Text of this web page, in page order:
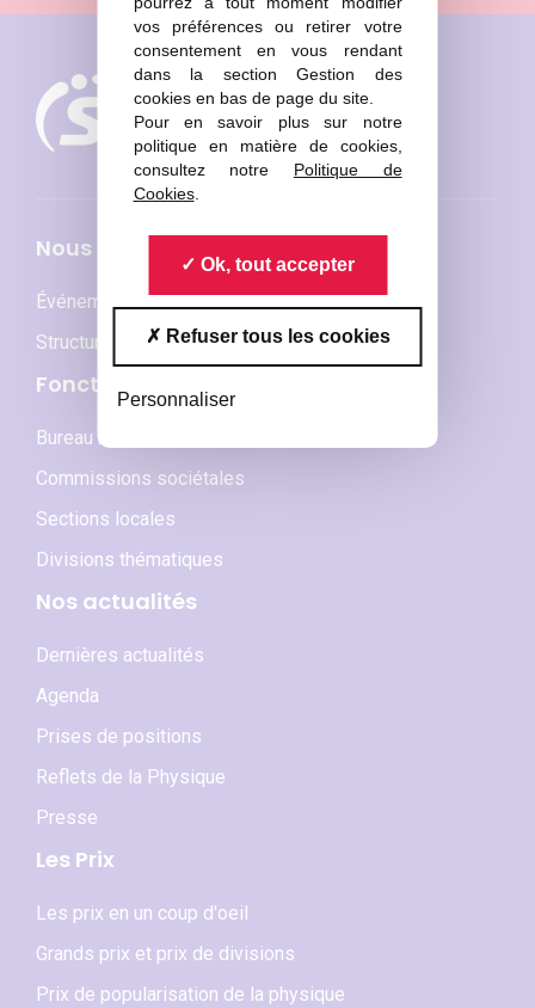
vos préférences ou retirer votre
consentement en vous rendant
dans la section Gestion des
cookies en bas de page du site.
Pour en savoir plus sur notre
politique en matière de cookies,
consultez notre Politique de
Cookies.
Ok, tout accepter
Refuser tous les cookies
Personnaliser
Nous connaître
Événements phares
Structures membres
Fonctionnement
Bureau national et CA
Commissions sociétales
Sections locales
Divisions thématiques
Nos actualités
Dernières actualités
Agenda
Prises de positions
Reflets de la Physique
Presse
Les Prix
Les prix en un coup d'oeil
Grands prix et prix de divisions
Prix de popularisation de la physique